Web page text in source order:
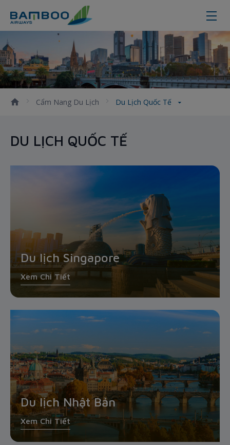
Du Lịch Quốc Tế - Bamboo
Cẩm Nang Du Lịch Du Lịch Quốc Tế
DU LỊCH QUỐC TẾ
Du lịch Singapore
Xem Chi Tiết
Du lịch Nhật Bản
Xem Chi Tiết